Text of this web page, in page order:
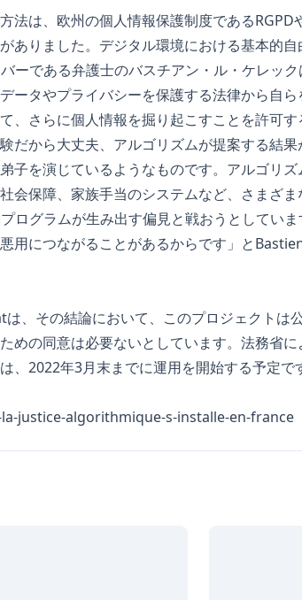
法は、欧州の個人情報保護制度であるRGPD
ありました。デジタル環境における基本的
ーである弁護士のバスチアン・ル・ケレッ
ータやプライバシーを保護する法律から自
、さらに個人情報を掘り起こすことを許可
だから大丈夫、アルゴリズムが提案する結
子を演じているようなものです。アルゴリ
会保障、家族手当のシステムなど、さまざ
グラムが生み出す偏見と戦おうとしていま
用につながることがあるからです」と
、その結論において、このプロジェクトは
めの同意は必要ないとしています。法務省
2022年3月末までに運用を開始する予定で
justice-algorithmique-s-installe-en-france